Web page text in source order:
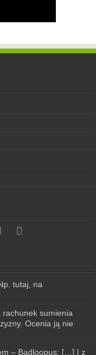
tutaj, na
rachunek sumienia
Ocenia ją nie
– Badloopus: […] I z